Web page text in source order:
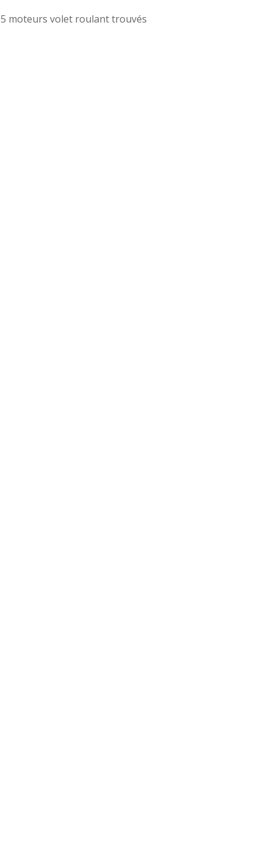
5 moteurs volet roulant trouvés